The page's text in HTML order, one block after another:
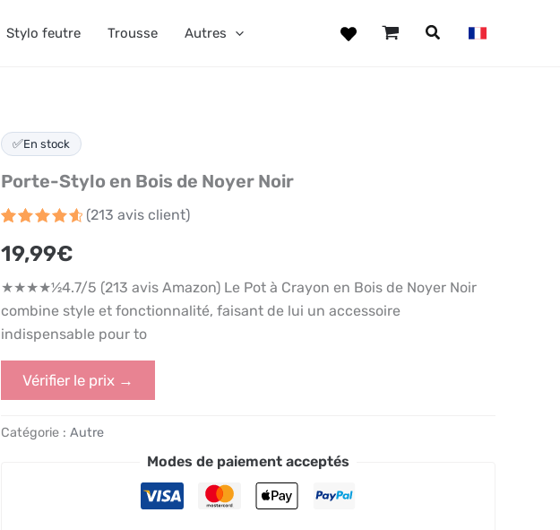
Stylo feutre Trousse Autres
✅En stock
Porte-Stylo en Bois de Noyer Noir
sur 5
basé
sur
notations
client
(213 avis client)
19,99€
★★★★½4.7/5 (213 avis Amazon) Le Pot à Crayon en Bois de Noyer Noir
combine style et fonctionnalité, faisant de lui un accessoire
indispensable pour to
Vérifier le prix →
Catégorie : Autre
Modes de paiement acceptés